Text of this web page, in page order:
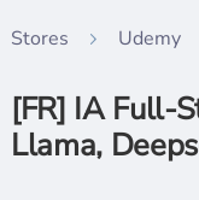
Stores Udemy
[FR] IA Full-
Llama,